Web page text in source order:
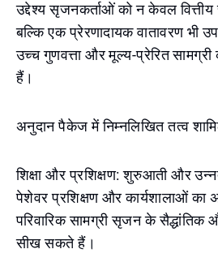
उद्देश्य सृजनकर्ताओं को न केवल वित्तीय
बल्कि एक प्रेरणादायक वातावरण भी
उच्च गुणवत्ता और मूल्य-प्रेरित
हैं।
अनुदान पैकेज में निम्नलिखित तत्व
शिक्षा और प्रशिक्षण: शुरुआती और
पेशेवर प्रशिक्षण और कार्यशालाओं का
परिवारिक सामग्री सृजन के सैद्धांतिक
सीख सकते हैं।